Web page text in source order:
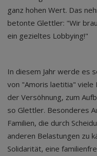
ganz hohen Wert. Das
betonte Glettler: "Wir
ein gezieltes Lobbying!"
In diesem Jahr werde es
von "Amoris laetitia" viele
der Versöhnung, zum
so Glettler. Besonderes
Familien, die durch
anderen Belastungen zu
Solidarität, eine